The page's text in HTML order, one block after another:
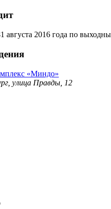
августа 2016 года по
«Миндо»
улица Правды, 12